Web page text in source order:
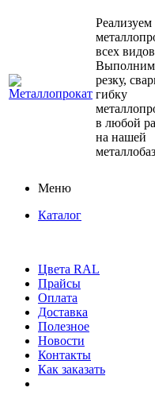
Реализуем
всех
Выполним
резку,
гибку
в любой
на нашей
Меню
Каталог
Цвета RAL
Прайсы
Оплата
Доставка
Полезное
Новости
Контакты
Как заказать